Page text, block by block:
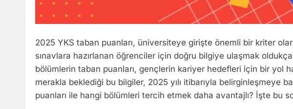
2025 YKS taban puanları, üniversiteye girişte önemli bir kriter
sınavlara hazırlanan öğrenciler için doğru bilgiye ulaşmak oldukça
bölümlerin taban puanları, gençlerin kariyer hedefleri için bir yol
merakla beklediği bu bilgiler, 2025 yılı itibarıyla belirginleşmeye
puanları ile hangi bölümleri tercih etmek daha avantajlı? İşte bu